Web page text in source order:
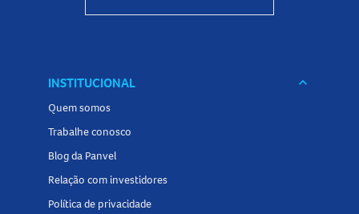
INSTITUCIONAL keyboard_arrow_down
Quem somos
Trabalhe conosco
Blog da Panvel
Relação com investidores
Política de privacidade